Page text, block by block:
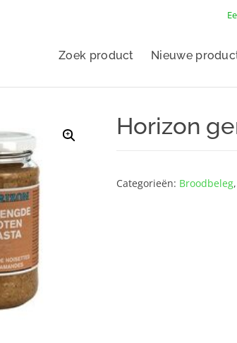
Zoek product Nieuwe
Horizon
Categorieën: Broodbeleg,